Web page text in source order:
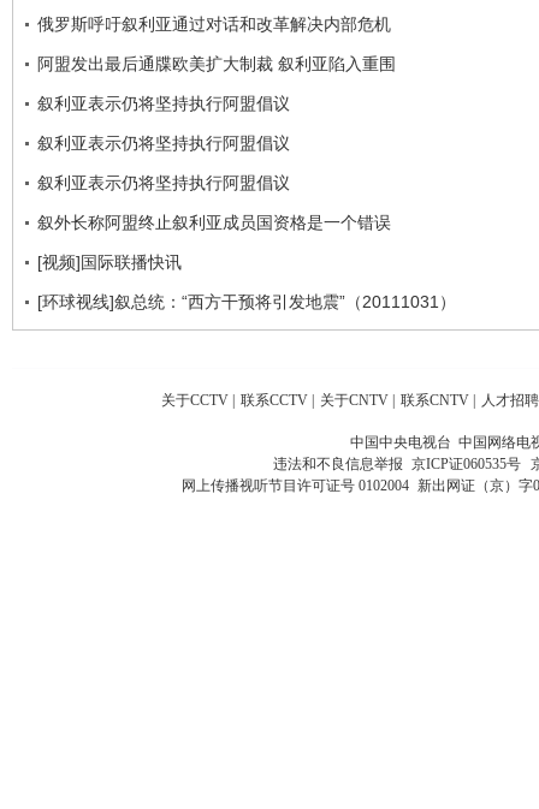
俄罗斯呼吁叙利亚通过对话和改革解决内部危机
阿盟发出最后通牒欧美扩大制裁 叙利亚陷入重围
叙利亚表示仍将坚持执行阿盟倡议
叙利亚表示仍将坚持执行阿盟倡议
叙利亚表示仍将坚持执行阿盟倡议
叙外长称阿盟终止叙利亚成员国资格是一个错误
[视频]国际联播快讯
[环球视线]叙总统：“西方干预将引发地震”（20111031）
关于CCTV | 联系CCTV | 关于CNTV | 联系CNTV | 人才招聘
中国中央电视台 中国网络电
违法和不良信息举报 京ICP证060535号
网上传播视听节目许可证号 0102004 新出网证（京）